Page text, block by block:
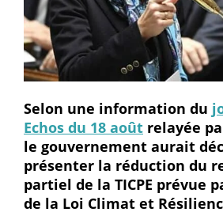
Selon une information du
Echos du 18 août relayée
le gouvernement aurait
présenter la réduction du
partiel de la TICPE prévue
de la Loi Climat et